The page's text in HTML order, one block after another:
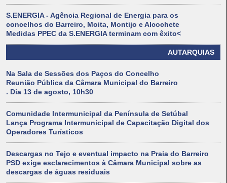
S.ENERGIA - Agência Regional de Energia para os
concelhos do Barreiro, Moita, Montijo e Alcochete
Medidas PPEC da S.ENERGIA terminam com êxito<
AUTARQUIAS
Na Sala de Sessões dos Paços do Concelho
Reunião Pública da Câmara Municipal do Barreiro
. Dia 13 de agosto, 10h30
Comunidade Intermunicipal da Península de Setúbal
Lança Programa Intermunicipal de Capacitação Digital dos
Operadores Turísticos
Descargas no Tejo e eventual impacto na Praia do Barreiro
PSD exige esclarecimentos à Câmara Municipal sobre as
descargas de águas residuais